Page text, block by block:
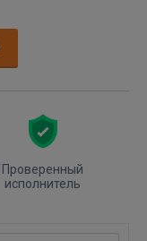
Проверенный
исполнитель